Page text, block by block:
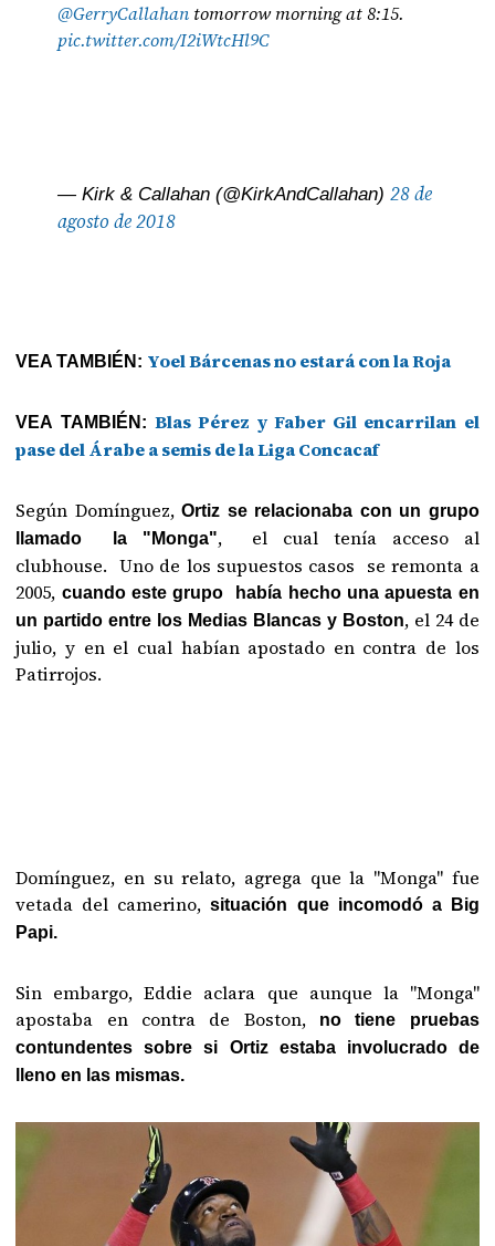
@GerryCallahan ⁩ tomorrow morning at 8:15.
pic.twitter.com/I2iWtcHl9C
— Kirk & Callahan (@KirkAndCallahan)28 de
agosto de 2018
VEA TAMBIÉN: Yoel Bárcenas no estará con la Roja
VEA TAMBIÉN: Blas Pérez y Faber Gil encarrilan el
pase del Árabe a semis de la Liga Concacaf
Según Domínguez,Ortiz se relacionaba con un grupo
llamado la "Monga", el cual tenía acceso al
clubhouse. Uno de los supuestos casos se remonta a
2005, cuando este grupo había hecho una apuesta en
un partido entre los Medias Blancas y Boston, el 24 de
julio, y en el cual habían apostado en contra de los
Patirrojos.
Domínguez, en su relato, agrega que la "Monga" fue
vetada del camerino, situación que incomodó a Big
Papi.
Sin embargo, Eddie aclara que aunque la "Monga"
apostaba en contra de Boston,
no tiene pruebas
contundentes sobre si Ortiz estaba involucrado de
lleno en las mismas.